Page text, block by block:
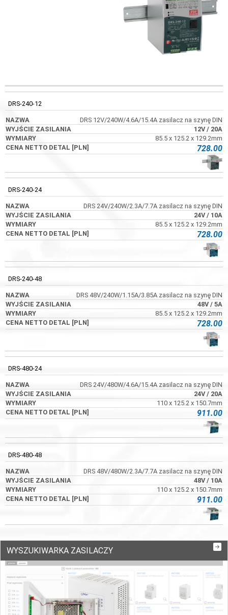
WYJŚCIE
ZASILANIA
DRS-240-12
DRS 12V/240W/4.6A/15.4A zasilacz na szynę DIN
12V/ 20A
85.5 x 125.2 x 129.2mm
728.00
DRS-240-24
DRS 24V/240W/2.3A/7.7A zasilacz na szynę DIN
24V/ 10A
85.5 x 125.2 x 129.2mm
728.00
DRS-240-48
DRS 48V/240W/1.15A/3.85A zasilacz na szynę DIN
48V/ 5A
85.5 x 125.2 x 129.2mm
728.00
DRS-480-24
DRS 24V/480W/4.6A/15.4A zasilacz na szynę DIN
24V/ 20A
110 x 125.2 x 150.7mm
911.00
DRS-480-48
DRS 48V/480W/2.3A/7.7A zasilacz na szynę DIN
48V/ 10A
110 x 125.2 x 150.7mm
911.00
WYSZUKIWARKA ZASILACZY